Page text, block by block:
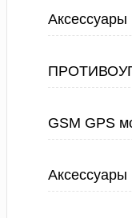
Аксессуары
GSM GPS
Аксессуары